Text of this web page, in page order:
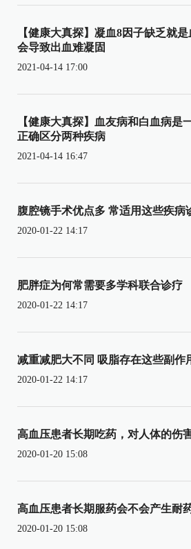
【健康大真探】凝血8因子缺乏就
会导致出血难凝固
2021-04-14 17:00
【健康大真探】血友病和白血病是
正确区分两种疾病
2021-04-14 16:47
腹腔镜手术优点多 常适用这些疾病
2020-01-22 14:17
肥胖症为何常需要多学科联合诊疗
2020-01-22 14:17
减重减肥大不同 吸脂存在这些副作
2020-01-22 14:17
高血压患者长期吃药，对人体的伤
2020-01-20 15:08
高血压患者长期服药会不会产生耐
2020-01-20 15:08